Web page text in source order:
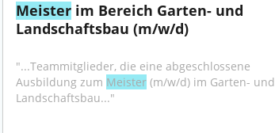
Meister im Bereich Garten- und
Landschaftsbau (m/w/d)
"...Teammitglieder, die eine abgeschlossene
Ausbildung zum Meister (m/w/d) im Garten- und
Landschaftsbau..."